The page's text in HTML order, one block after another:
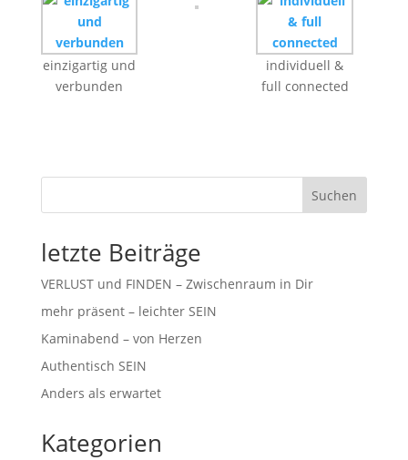
einzigartig und
verbunden
individuell &
full connected
Suchen
letzte Beiträge
VERLUST und FINDEN – Zwischenraum in Dir
mehr präsent – leichter SEIN
Kaminabend – von Herzen
Authentisch SEIN
Anders als erwartet
Kategorien